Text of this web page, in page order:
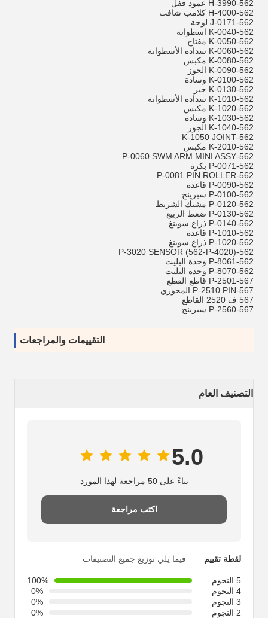
562-H-3990 عمود قفل
562-H-4000 كلامب شافت
562-J-0171 لوحة
562-K-0040 اسطوانة
562-K-0050 مفتاح
562-K-0060 سدادة الأسطوانة
562-K-0080 مكبس
562-K-0090 الجوز
562-K-0100 وسادة
562-K-0130 جير
562-K-1010 سدادة الأسطوانة
562-K-1020 مكبس
562-K-1030 وسادة
562-K-1040 الجوز
562-K-1050 JOINT
562-K-2010 مكبس
562-P-0060 SWM ARM MINI ASSY
562-P-0071 بكرة
562-P-0081 PIN ROLLER
562-P-0090 قاعدة
562-P-0100 سبرينج
562-P-0120 مشبك الشريط
562-P-0130 ضغط الربيع
562-P-0140 ذراع سوينغ
562-P-1010 قاعدة
562-P-1020 ذراع سوينغ
562-P-3020 SENSOR (562-P-4020)
562-P-8061 وحدة البليت
562-P-8070 وحدة البليت
567-P-2501 قاطع القطع
567-P-2510 PIN المحوري
567 ف 2520 القاطع
567-P-2560 سبرينج
التقييمات والمراجعات
التصنيف العام
5.0
بناءً على 50 مراجعة لهذا المورد
اكتب مراجعة
لقطة تقييم فيما يلي توزيع جميع التصنيفات
5 النجوم
100%
4 النجوم
0%
3 النجوم
0%
2 النجوم
0%